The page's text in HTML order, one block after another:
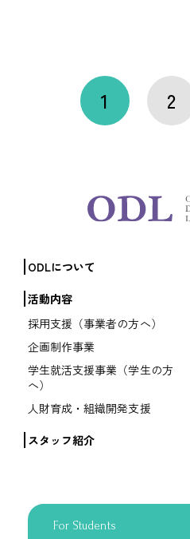
1 2
ODLについて
活動内容
採用支援（事業者の方へ）
企画制作事業
学生就活支援事業（学生の方
へ）
人財育成・組織開発支援
スタッフ紹介
For Students